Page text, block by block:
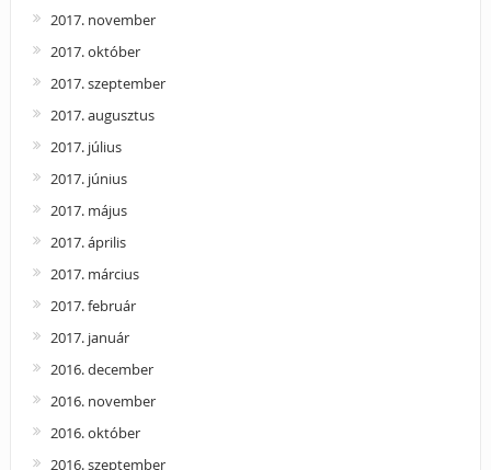
2017. november
2017. október
2017. szeptember
2017. augusztus
2017. július
2017. június
2017. május
2017. április
2017. március
2017. február
2017. január
2016. december
2016. november
2016. október
2016. szeptember